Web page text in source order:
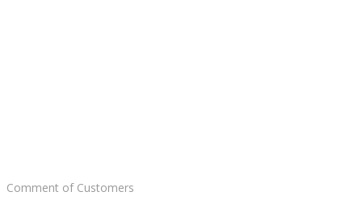
Comment of Customers